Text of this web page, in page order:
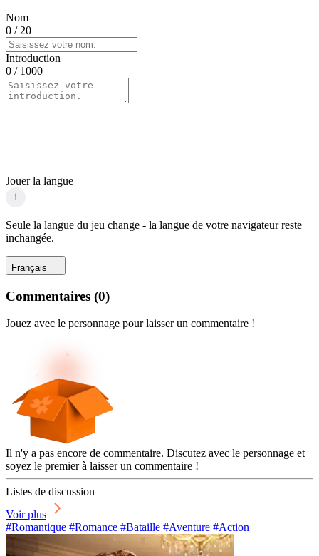
Nom
0 / 20
Introduction
0 / 1000
Jouer la langue
i
Seule la langue du jeu change - la langue de votre navigateur reste
inchangée.
Français
Commentaires (0)
Jouez avec le personnage pour laisser un commentaire !
Il n'y a pas encore de commentaire. Discutez avec le personnage et
soyez le premier à laisser un commentaire !
Listes de discussion
Voir plus
#Romantique #Romance #Bataille #Aventure #Action